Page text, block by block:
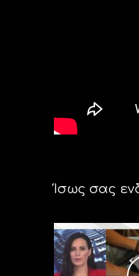
Ίσως σας